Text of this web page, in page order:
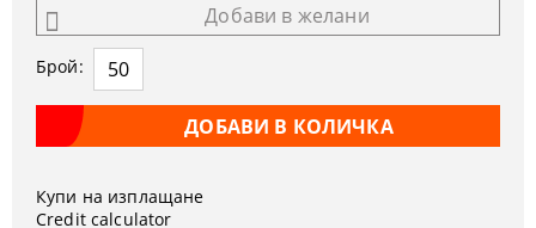
Добави в желани
Брой:
Купи на изплащане
Credit calculator